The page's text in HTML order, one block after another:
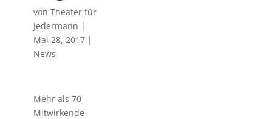
von Theater für
Jedermann |
Mai 28, 2017|
News
Mehr als 70
Mitwirkende